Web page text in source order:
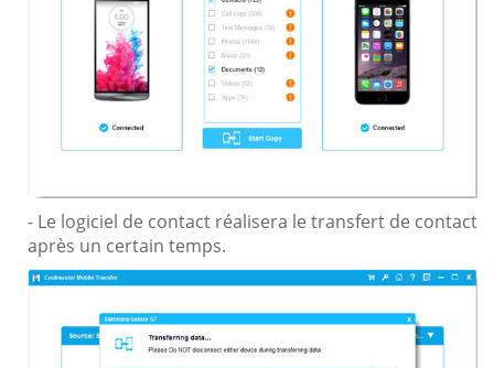
- Le logiciel de contact réalisera le transfert de contact
après un certain temps.